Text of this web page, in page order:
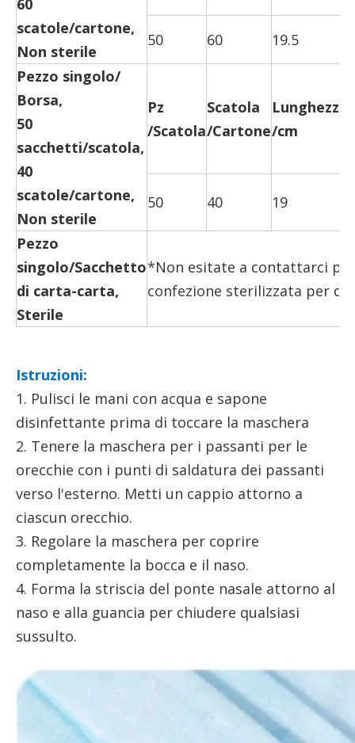
60
scatole/cartone,
Non sterile
50 60 19.5
Pezzo singolo/
Borsa,
50
sacchetti/scatola,
40
scatole/cartone,
Non sterile
Pz
/Scatola
Scatola
/Cartone
Lunghezza
/cm
50 40 19
Pezzo
singolo/Sacchetto
di carta-carta,
Sterile
*Non esitate a contattarci
confezione sterilizzata per
Istruzioni:
1. Pulisci le mani con acqua e sapone
disinfettante prima di toccare la maschera
2. Tenere la maschera per i passanti per le
orecchie con i punti di saldatura dei passanti
verso l'esterno. Metti un cappio attorno a
ciascun orecchio.
3. Regolare la maschera per coprire
completamente la bocca e il naso.
4. Forma la striscia del ponte nasale attorno al
naso e alla guancia per chiudere qualsiasi
sussulto.